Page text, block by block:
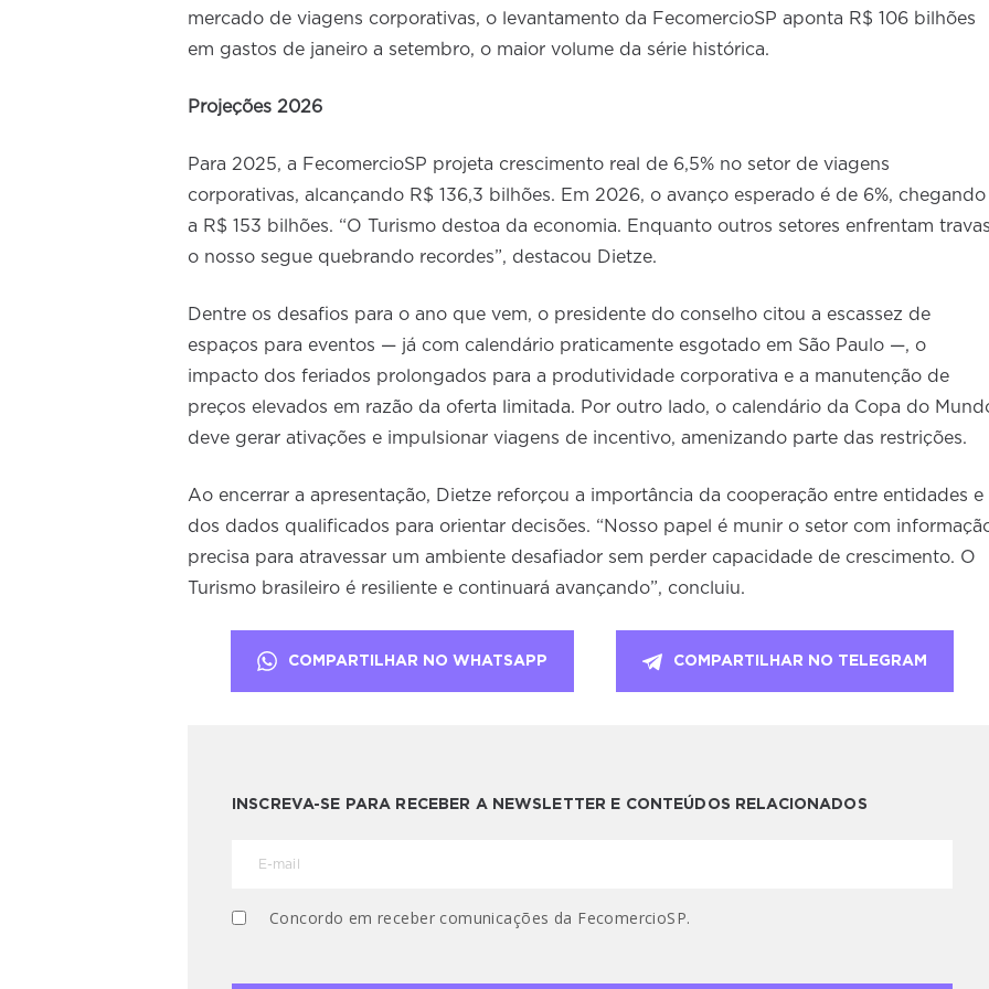
mercado de viagens corporativas, o levantamento da FecomercioSP aponta R$ 106 bilhões
em gastos de janeiro a setembro, o maior volume da série histórica.
Projeções 2026
Para 2025, a FecomercioSP projeta crescimento real de 6,5% no setor de viagens
corporativas, alcançando R$ 136,3 bilhões. Em 2026, o avanço esperado é de 6%, chegando
a R$ 153 bilhões. “O Turismo destoa da economia. Enquanto outros setores enfrentam
o nosso segue quebrando recordes”, destacou Dietze.
Dentre os desafios para o ano que vem, o presidente do conselho citou a escassez de
espaços para eventos — já com calendário praticamente esgotado em São Paulo —, o
impacto dos feriados prolongados para a produtividade corporativa e a manutenção de
preços elevados em razão da oferta limitada. Por outro lado, o calendário da Copa do
deve gerar ativações e impulsionar viagens de incentivo, amenizando parte das restrições.
Ao encerrar a apresentação, Dietze reforçou a importância da cooperação entre entidades e
dos dados qualificados para orientar decisões. “Nosso papel é munir o setor com
precisa para atravessar um ambiente desafiador sem perder capacidade de crescimento. O
Turismo brasileiro é resiliente e continuará avançando”, concluiu.
COMPARTILHAR NO WHATSAPP COMPARTILHAR NO TELEGRAM
INSCREVA-SE PARA RECEBER A NEWSLETTER E CONTEÚDOS RELACIONADOS
Concordo em receber comunicações da FecomercioSP.